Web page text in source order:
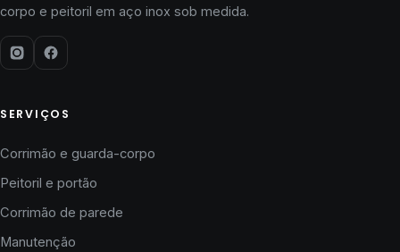
corpo e peitoril em aço inox sob medida.
SERVIÇOS
Corrimão e guarda-corpo
Peitoril e portão
Corrimão de parede
Manutenção